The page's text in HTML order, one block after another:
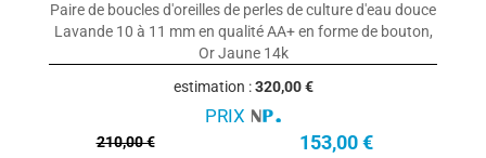
Paire de boucles d'oreilles de perles de culture d'eau douce
Lavande 10 à 11 mm en qualité AA+ en forme de bouton,
Or Jaune 14k
estimation :320,00 €
PRIX
210,00 € 153,00 €